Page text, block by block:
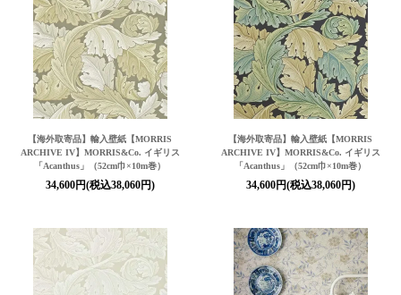
【海外取寄品】輸入壁紙【MORRIS
ARCHIVE IV】MORRIS&Co. イギリス
「Acanthus」（52cm巾×10m巻）
34,600円(税込38,060円)
【海外取寄品】輸入壁紙【MORRIS
ARCHIVE IV】MORRIS&Co. イギリス
「Acanthus」（52cm巾×10m巻）
34,600円(税込38,060円)